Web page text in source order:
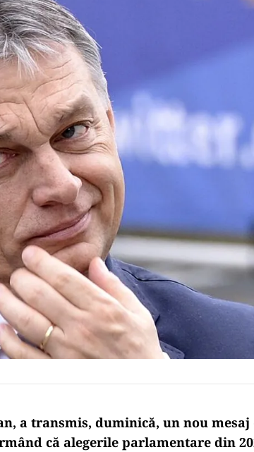
a transmis, duminică, un nou
că alegerile parlamentare din